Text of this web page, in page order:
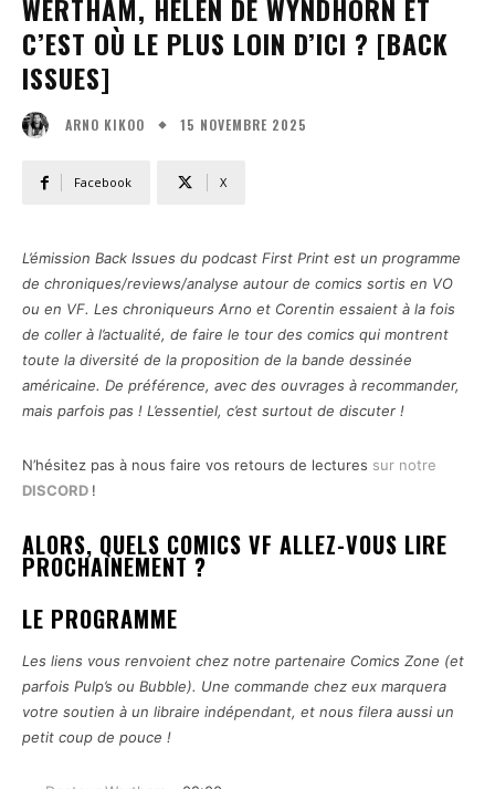
WERTHAM, HELEN DE WYNDHORN ET
C’EST OÙ LE PLUS LOIN D’ICI ? [BACK
ISSUES]
ARNO KIKOO 15 NOVEMBRE 2025
Facebook X
L’émission Back Issues du podcast First Print est un programme
de chroniques/reviews/analyse autour de comics sortis en VO
ou en VF. Les chroniqueurs Arno et Corentin essaient à la fois
de coller à l’actualité, de faire le tour des comics qui montrent
toute la diversité de la proposition de la bande dessinée
américaine. De préférence, avec des ouvrages à recommander,
mais parfois pas ! L’essentiel, c’est surtout de discuter !
N’hésitez pas à nous faire vos retours de lectures sur notre
DISCORD !
ALORS, QUELS COMICS VF ALLEZ-VOUS LIRE
PROCHAINEMENT ?
LE PROGRAMME
Les liens vous renvoient chez notre partenaire Comics Zone (et
parfois Pulp’s ou Bubble). Une commande chez eux marquera
votre soutien à un libraire indépendant, et nous filera aussi un
petit coup de pouce !